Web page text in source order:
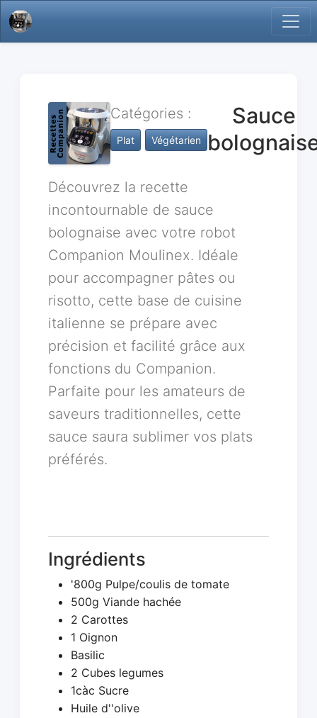
Catégories :
Plat Végétarien
Sauce
Découvrez la recette
incontournable de sauce
bolognaise avec votre robot
Companion Moulinex. Idéale
pour accompagner pâtes ou
risotto, cette base de cuisine
italienne se prépare avec
précision et facilité grâce aux
fonctions du Companion.
Parfaite pour les amateurs de
saveurs traditionnelles, cette
sauce saura sublimer vos plats
préférés.
Ingrédients
'800g Pulpe/coulis de tomate
500g Viande hachée
2 Carottes
1 Oignon
Basilic
2 Cubes legumes
1càc Sucre
Huile d''olive